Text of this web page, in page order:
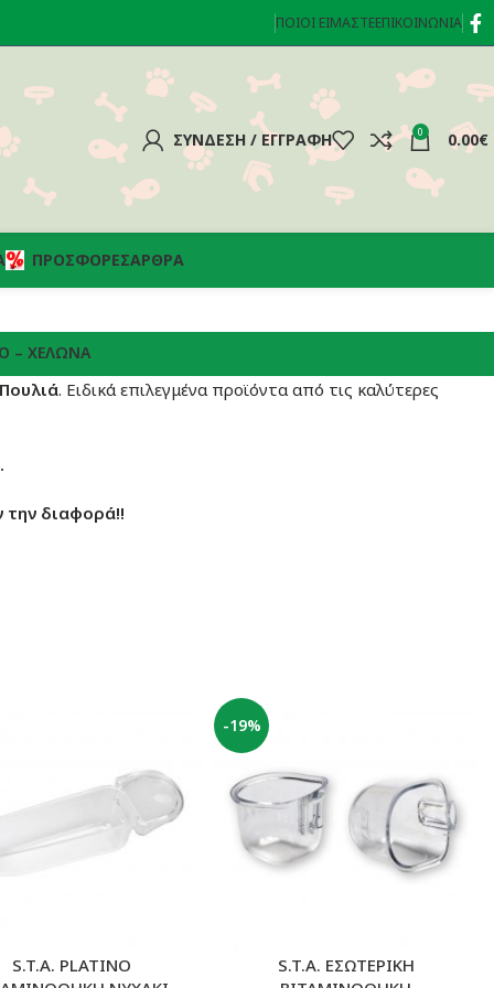
ΠΟΙΟΊ ΕΊΜΑΣΤΕΕΠΙΚΟΙΝΩΝΊΑ
ΣΎΝΔΕΣΗ / ΕΓΓΡΑΦΉ 0 0.00€
ΠΡΟΣΦΟΡΈΣΆΡΘΡΑ
– ΧΕΛΏΝΑ
Πουλιά. Ειδικά επιλεγμένα προϊόντα από τις καλύτερες
την διαφορά!!
S.T.A. PLATINO
-19%
S.T.A. ΕΣΩΤΕΡΙΚΗ